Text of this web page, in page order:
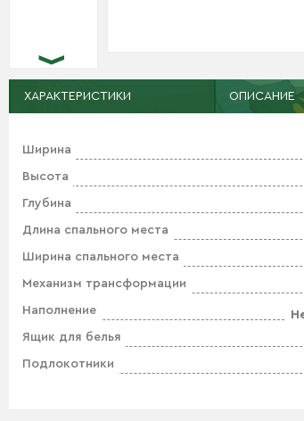
ХАРАКТЕРИСТИКИ ОПИСАНИЕ
Ширина
Высота
Глубина
Длина спального места
Ширина спального места
Механизм трансформации
Наполнение
Ящик для белья
Подлокотники